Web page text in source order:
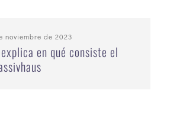
noviembre de 2023
en qué consiste el